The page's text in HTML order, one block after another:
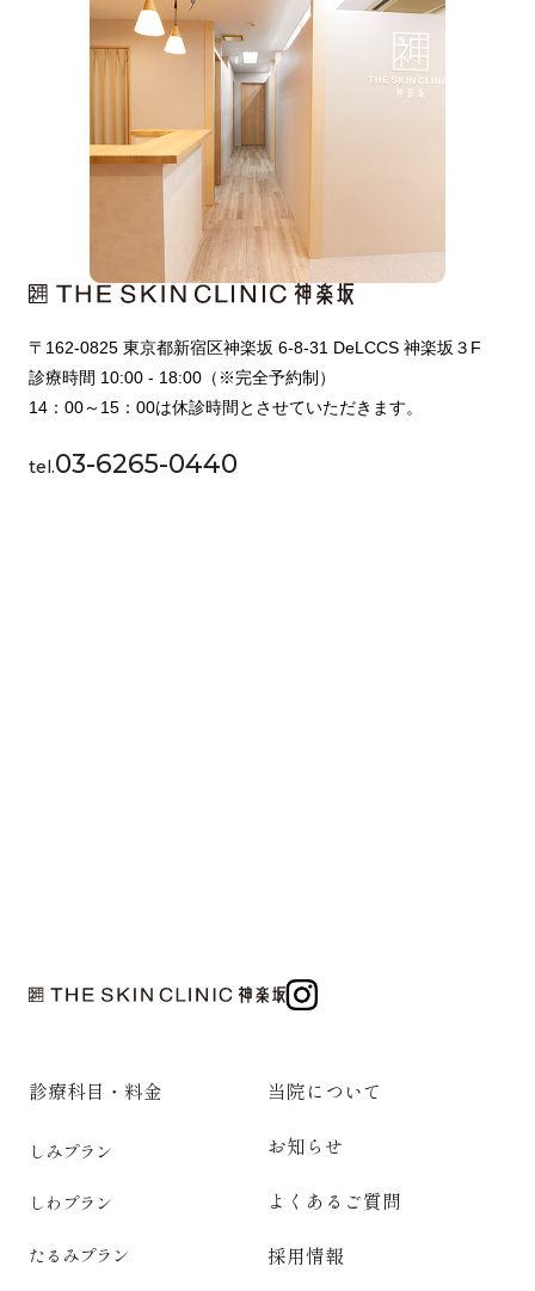
〒162-0825 東京都新宿区神楽坂 6-8-31 DeLCCS 神楽坂３F
診療時間 10:00 - 18:00（※完全予約制）
14：00～15：00は休診時間とさせていただきます。
tel.03-6265-0440
診療科目・料金
しみプラン
しわプラン
たるみプラン
当院について
お知らせ
よくあるご質問
採用情報